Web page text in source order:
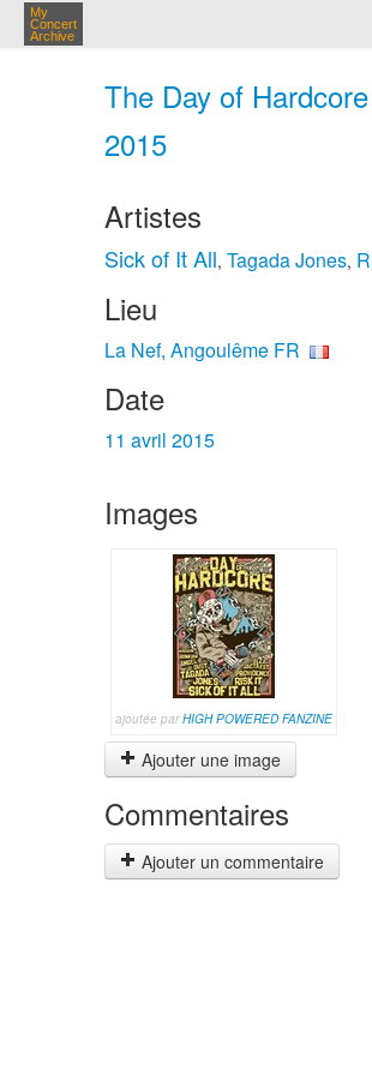
My
Concert
Archive
The Day of
2015
Artistes
Sick of It All, Tagada Jones,
Lieu
La Nef, Angoulême FR
Date
11 avril 2015
Images
ajoutée parHIGH POWERED FANZINE
Ajouter une image
Commentaires
Ajouter un commentaire